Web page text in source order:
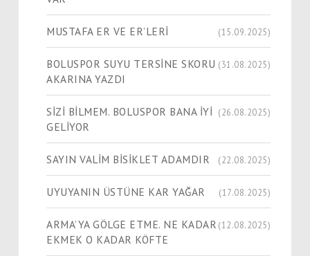
MUSTAFA ER VE ER’LERİ (15.09.2025)
BOLUSPOR SUYU TERSİNE SKORU
AKARINA YAZDI
(31.08.2025)
SİZİ BİLMEM. BOLUSPOR BANA İYİ
GELİYOR
(26.08.2025)
SAYIN VALİM BİSİKLET ADAMDIR (22.08.2025)
UYUYANIN ÜSTÜNE KAR YAĞAR (17.08.2025)
ARMA’YA GÖLGE ETME. NE KADAR
EKMEK O KADAR KÖFTE
(12.08.2025)